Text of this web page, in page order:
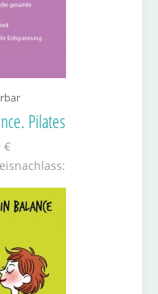
Pilates
€